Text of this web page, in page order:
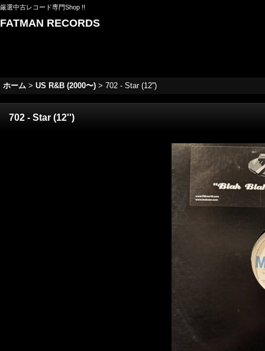
厳選中古レコード専門Shop !!
FATMAN RECORDS
ホーム > US R&B (2000〜) > 702 - Star (12'')
702 - Star (12'')